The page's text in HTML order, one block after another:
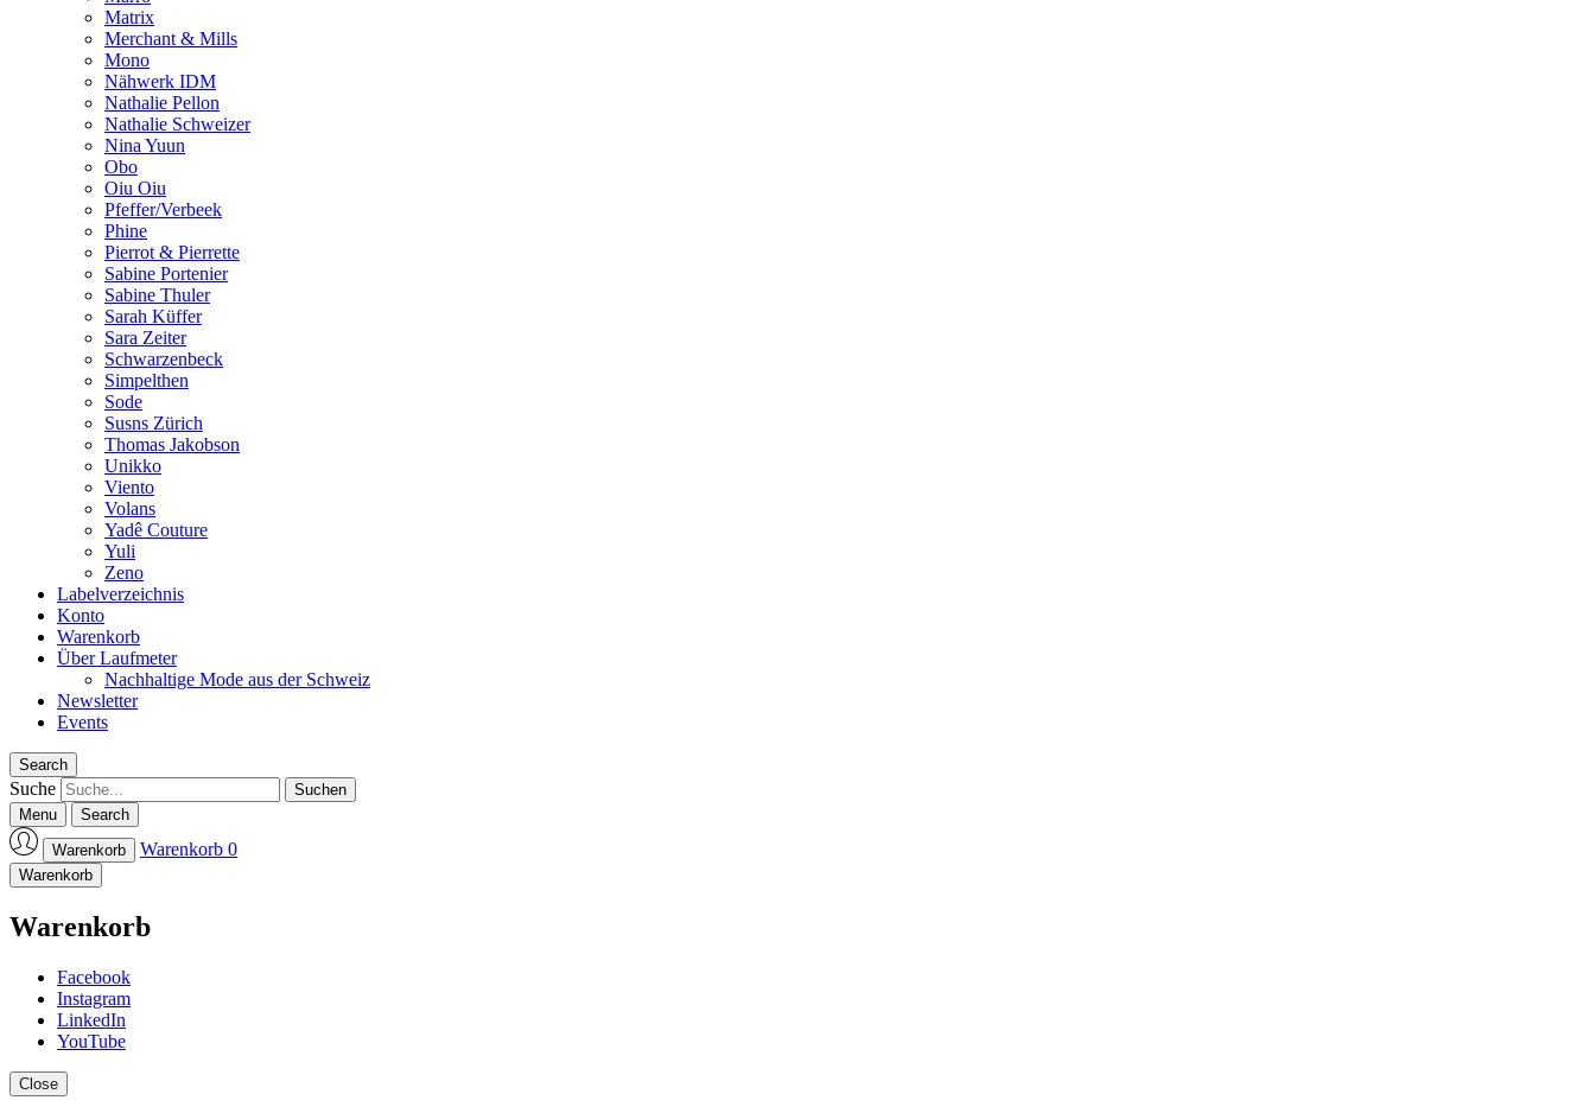
Matrix
Merchant & Mills
Mono
Nähwerk IDM
Nathalie Pellon
Nathalie Schweizer
Nina Yuun
Obo
Oiu Oiu
Pfeffer/Verbeek
Phine
Pierrot & Pierrette
Sabine Portenier
Sabine Thuler
Sarah Küffer
Sara Zeiter
Schwarzenbeck
Simpelthen
Sode
Susns Zürich
Thomas Jakobson
Unikko
Viento
Volans
Yadê Couture
Yuli
Zeno
Labelverzeichnis
Konto
Warenkorb
Über Laufmeter
Nachhaltige Mode aus der Schweiz
Newsletter
Events
Search
Suche
Menu Search
Laufmeter-Shop
Warenkorb Warenkorb 0
Warenkorb
Warenkorb
Facebook
Instagram
LinkedIn
YouTube
Close